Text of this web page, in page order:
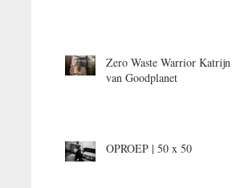
Zero Waste Warrior Katrijn,
van Goodplanet
OPROEP | 50 x 50